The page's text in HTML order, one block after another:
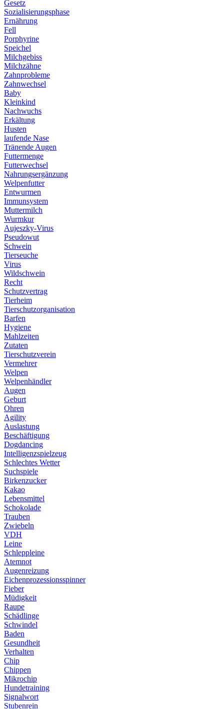
Gesetz
Sozialisierungsphase
Ernährung
Fell
Porphyrine
Speichel
Milchgebiss
Milchzähne
Zahnprobleme
Zahnwechsel
Baby
Kleinkind
Nachwuchs
Erkältung
Husten
laufende Nase
Tränende Augen
Futtermenge
Futterwechsel
Nahrungsergänzung
Welpenfutter
Entwurmen
Immunsystem
Muttermilch
Wurmkur
Aujeszky-Virus
Pseudowut
Schwein
Tierseuche
Virus
Wildschwein
Recht
Schutzvertrag
Tierheim
Tierschutzorganisation
Barfen
Hygiene
Mahlzeiten
Zutaten
Tierschutzverein
Vermehrer
Welpen
Welpenhändler
Augen
Geburt
Ohren
Agility
Auslastung
Beschäftigung
Dogdancing
Intelligenzspielzeug
Schlechtes Wetter
Suchspiele
Birkenzucker
Kakao
Lebensmittel
Schokolade
Trauben
Zwiebeln
VDH
Leine
Schleppleine
Atemnot
Augenreizung
Eichenprozessionsspinner
Fieber
Müdigkeit
Raupe
Schädlinge
Schwindel
Baden
Gesundheit
Verhalten
Chip
Chippen
Mikrochip
Hundetraining
Signalwort
Stubenrein